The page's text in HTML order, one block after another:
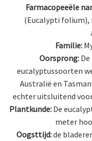
Farmacopeeële
(Eucalypti folium),
Familie:
Oorsprong:
eucalyptussoorten
Australië en
echter uitsluitend
Plantkunde:De
meter
Oogsttijd:de